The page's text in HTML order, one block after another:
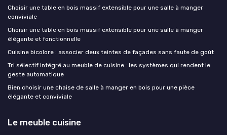
Choisir une table en bois massif extensible pour une salle à manger
conviviale
Choisir une table en bois massif extensible pour une salle à manger
élégante et fonctionnelle
Cuisine bicolore : associer deux teintes de façades sans faute de goût
Tri sélectif intégré au meuble de cuisine : les systèmes qui rendent le
geste automatique
Bien choisir une chaise de salle à manger en bois pour une pièce
élégante et conviviale
Le meuble cuisine